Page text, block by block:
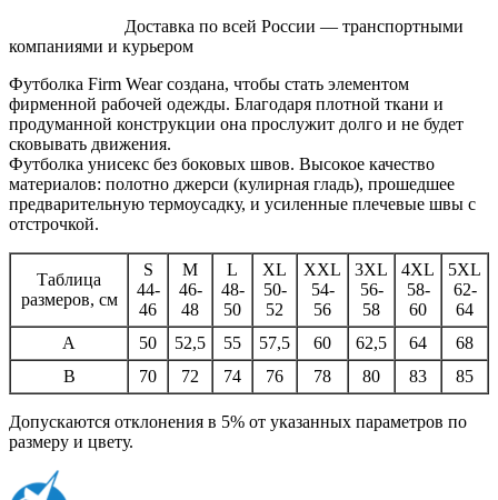
Доставка по всей России — транспортными
компаниями и курьером
Футболка Firm Wear создана, чтобы стать элементом
фирменной рабочей одежды. Благодаря плотной ткани и
продуманной конструкции она прослужит долго и не будет
сковывать движения.
Футболка унисекс без боковых швов. Высокое качество
материалов: полотно джерси (кулирная гладь), прошедшее
предварительную термоусадку, и усиленные плечевые швы с
отстрочкой.
Таблица
размеров, см
S
44-
46
M
46-
48
L
48-
50
XL
50-
52
XXL
54-
56
3XL
56-
58
4XL
58-
60
5XL
62-
64
A
50 52,5 55 57,5 60 62,5 64
68
B
70 72 74 76 78 80 83 85
Допускаются отклонения в 5% от указанных параметров по
размеру и цвету.